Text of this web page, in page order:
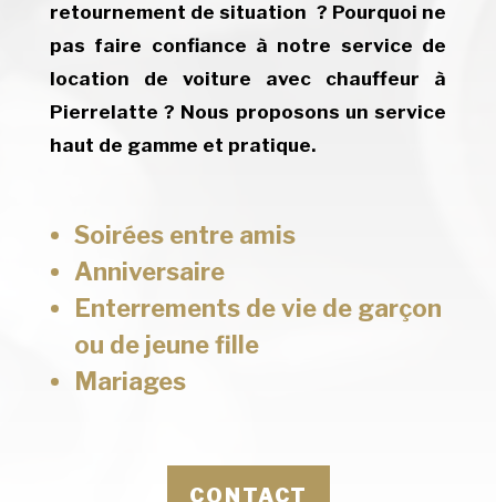
retournement de situation ? Pourquoi ne
pas faire confiance à notre service de
location de voiture avec chauffeur à
Pierrelatte ? Nous proposons un service
haut de gamme et pratique.
Soirées entre amis
Anniversaire
Enterrements de vie de garçon
ou de jeune fille
Mariages
CONTACT